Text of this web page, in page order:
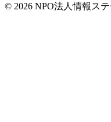
© 2026 NPO法人情報ステ